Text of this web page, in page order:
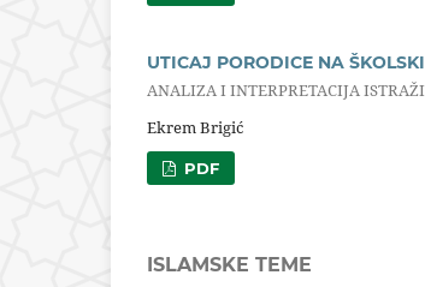
UTICAJ PORODICE NA
ANALIZA I INTERPRETACIJA
Ekrem Brigić
PDF
ISLAMSKE TEME